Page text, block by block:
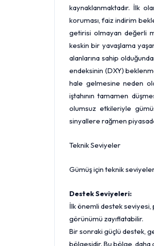
kaynaklanmaktadır. İlk
koruması, faiz indirim
getirisi olmayan değerli
keskin bir yavaşlama
alanlarına sahip
endeksinin (DXY)
hale gelmesine neden
iştahının tamamen
olumsuz etkileriyle
sinyallere rağmen
Teknik Seviyeler
Gümüş için teknik
Destek Seviyeleri:
İlk önemli destek seviyesi,
görünümü zayıflatabilir.
Bir sonraki güçlü destek,
bölgesidir. Bu bölge, daha